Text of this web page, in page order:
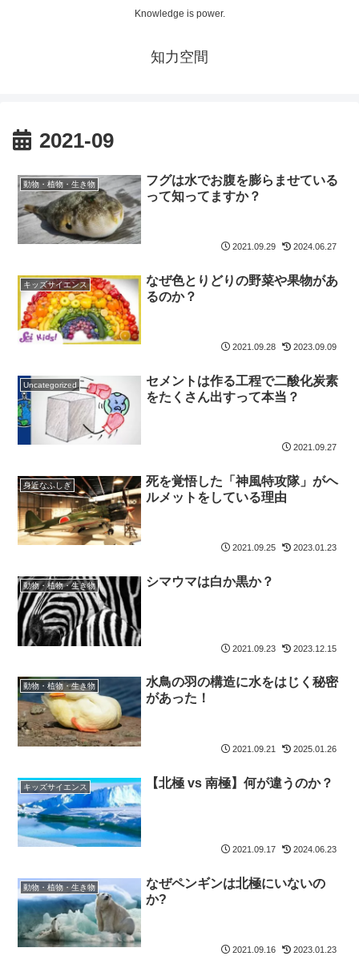
Knowledge is power.
知力空間
2021-09
動物・植物・生き物
フグは水でお腹を膨らませている
って知ってますか？
2021.09.29 2024.06.27
キッズサイエンス
なぜ色とりどりの野菜や果物があ
るのか？
2021.09.28 2023.09.09
Uncategorized
セメントは作る工程で二酸化炭素
をたくさん出すって本当？
2021.09.27
身近なふしぎ
死を覚悟した「神風特攻隊」がヘ
ルメットをしている理由
2021.09.25 2023.01.23
動物・植物・生き物 シマウマは白か黒か？
2021.09.23 2023.12.15
動物・植物・生き物
水鳥の羽の構造に水をはじく秘密
があった！
2021.09.21 2025.01.26
キッズサイエンス 【北極 vs 南極】何が違うのか？
2021.09.17 2024.06.23
動物・植物・生き物
なぜペンギンは北極にいないの
か?
2021.09.16 2023.01.23